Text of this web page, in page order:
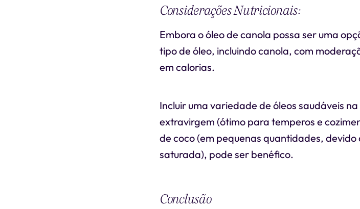
Considerações Nutricionais:
Embora o óleo de canola possa ser uma
tipo de óleo, incluindo canola, com
em calorias.
Incluir uma variedade de óleos saudáveis
extravirgem (ótimo para temperos e
de coco (em pequenas quantidades,
saturada), pode ser benéfico.
Conclusão